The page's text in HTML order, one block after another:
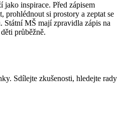
jako inspirace. Před zápisem
prohlédnout si prostory a zeptat se
MŠ mají zpravidla zápis na
průběžně.
Sdílejte zkušenosti, hledejte rady